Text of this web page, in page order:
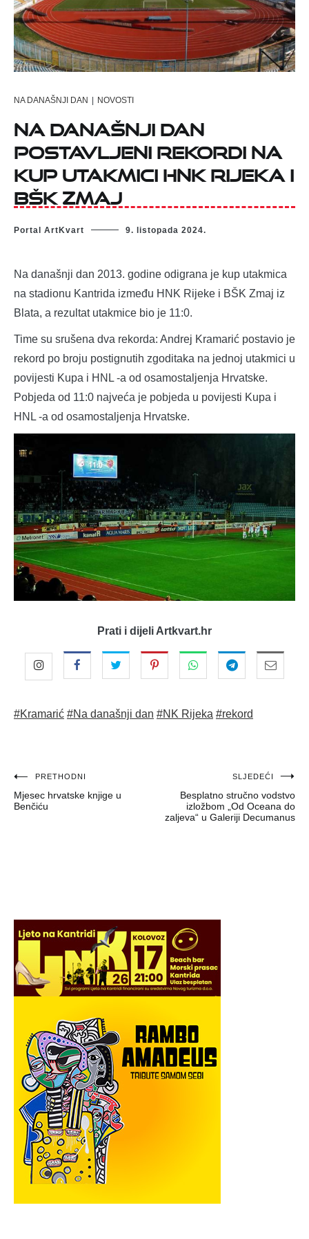
NA DANAŠNJI DAN | NOVOSTI
Na današnji dan
postavljeni rekordi na
kup utakmici HNK Rijeka i
BŠK Zmaj
Portal ArtKvart 9. listopada 2024.
Na današnji dan 2013. godine odigrana je kup utakmica
na stadionu Kantrida između HNK Rijeke i BŠK Zmaj iz
Blata, a rezultat utakmice bio je 11:0.
Time su srušena dva rekorda: Andrej Kramarić postavio je
rekord po broju postignutih zgoditaka na jednoj utakmici u
povijesti Kupa i HNL -a od osamostaljenja Hrvatske.
Pobjeda od 11:0 najveća je pobjeda u povijesti Kupa i
HNL -a od osamostaljenja Hrvatske.
Prati i dijeli Artkvart.hr
#Kramarić #Na današnji dan #NK Rijeka #rekord
Navigacija
objava
PRETHODNI
Mjesec hrvatske knjige u
Benčiću
SLJEDEĆI
Besplatno stručno vodstvo
izložbom „Od Oceana do
zaljeva“ u Galeriji Decumanus